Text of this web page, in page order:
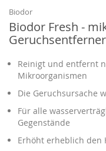
Bildgalerie
springen
Biodor
Biodor Fresh -
Reinigt und entfernt
Mikroorganismen
Die Geruchsursache
Für alle
Gegenstände
Erhöht erheblich den